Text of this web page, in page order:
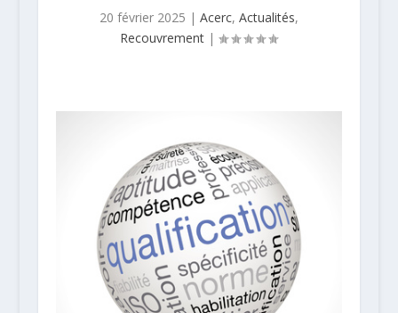
20 février 2025 | Acerc, Actualités,
Recouvrement |